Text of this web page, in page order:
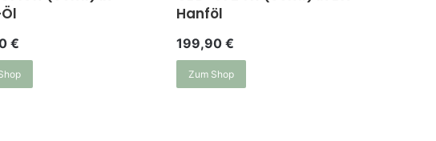
€
Hanföl
199,90€
Zum Shop